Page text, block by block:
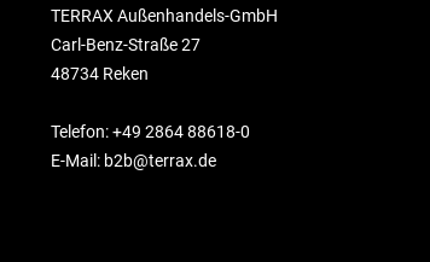
TERRAX Außenhandels-GmbH
Carl-Benz-Straße 27
48734 Reken
Telefon: +49 2864 88618-0
E-Mail: b2b@terrax.de